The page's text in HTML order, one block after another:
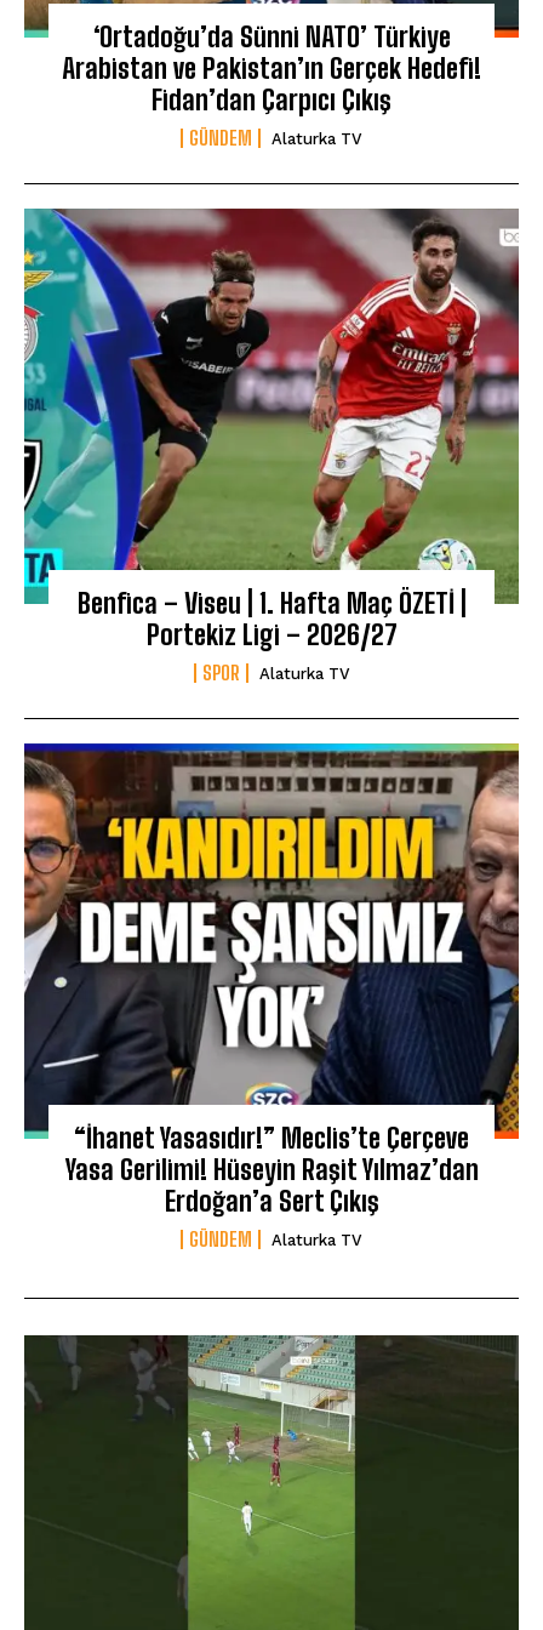
‘Ortadoğu’da Sünni NATO’ Türkiye
Arabistan ve Pakistan’ın Gerçek Hedefi!
Fidan’dan Çarpıcı Çıkış
GÜNDEM Alaturka TV
Benfica – Viseu | 1. Hafta Maç ÖZETİ |
Portekiz Ligi – 2026/27
SPOR Alaturka TV
“İhanet Yasasıdır!” Meclis’te Çerçeve
Yasa Gerilimi! Hüseyin Raşit Yılmaz’dan
Erdoğan’a Sert Çıkış
GÜNDEM Alaturka TV